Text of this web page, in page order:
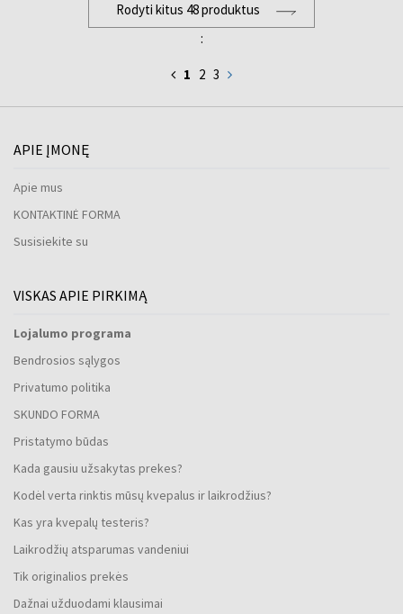
Rodyti kitus 48 produktus
:
1 2 3
APIE ĮMONĘ
Apie mus
KONTAKTINĖ FORMA
Susisiekite su
VISKAS APIE PIRKIMĄ
Lojalumo programa
Bendrosios sąlygos
Privatumo politika
SKUNDO FORMA
Pristatymo būdas
Kada gausiu užsakytas prekes?
Kodėl verta rinktis mūsų kvepalus ir laikrodžius?
Kas yra kvepalų testeris?
Laikrodžių atsparumas vandeniui
Tik originalios prekės
Dažnai užduodami klausimai